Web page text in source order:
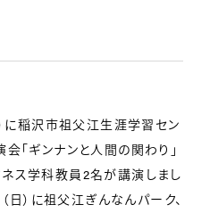
に稲沢市祖父江生涯学習セン
「ギンナンと人間の関わり」
ス学科教員2名が講演しまし
日）に祖父江ぎんなんパーク、